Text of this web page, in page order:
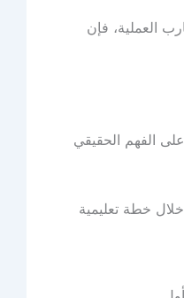
العملية، فإن
الفهم الحقيقي
خطة تعليمية